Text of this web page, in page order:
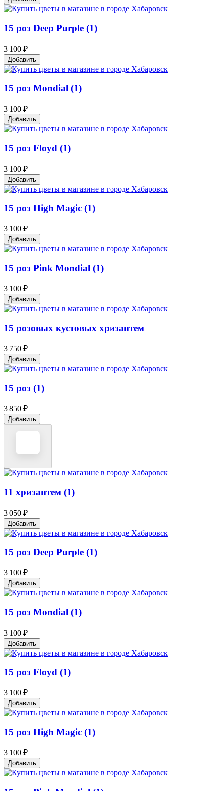
15 роз Deep Purple (1)
3 100 ₽
Добавить
15 роз Mondial (1)
3 100 ₽
Добавить
15 роз Floyd (1)
3 100 ₽
Добавить
15 роз High Magic (1)
3 100 ₽
Добавить
15 роз Pink Mondial (1)
3 100 ₽
Добавить
15 розовых кустовых хризантем
3 750 ₽
Добавить
15 роз (1)
3 850 ₽
Добавить
11 хризантем (1)
3 050 ₽
Добавить
15 роз Deep Purple (1)
3 100 ₽
Добавить
15 роз Mondial (1)
3 100 ₽
Добавить
15 роз Floyd (1)
3 100 ₽
Добавить
15 роз High Magic (1)
3 100 ₽
Добавить